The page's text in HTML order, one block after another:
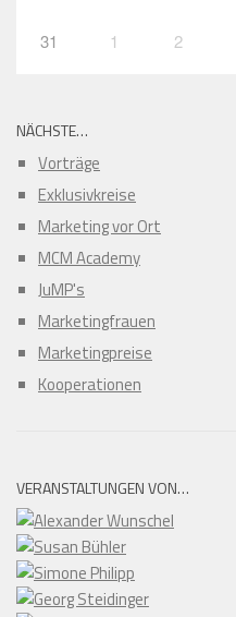
31 1 2
NÄCHSTE…
Vorträge
Exklusivkreise
Marketing vor Ort
MCM Academy
JuMP's
Marketingfrauen
Marketingpreise
Kooperationen
VERANSTALTUNGEN VON…